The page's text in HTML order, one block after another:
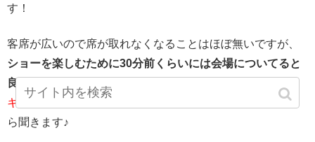
す！
客席が広いので席が取れなくなることはほぼ無いですが、
ショーを楽しむために30分前くらいには会場についてると
良いですね。
キャラクターがショーの前に出てきた！
なんて話もちらほ
ら聞きます♪